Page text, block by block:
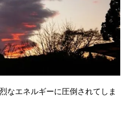
なエネルギーに圧倒されてしま